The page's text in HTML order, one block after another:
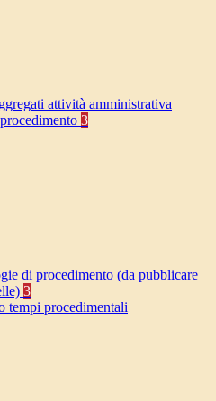
attività amministrativa
3
di procedimento (da pubblicare
3
tempi procedimentali